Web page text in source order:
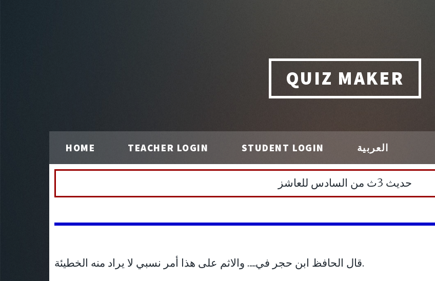
QUIZ MAKER
HOME TEACHER LOGIN STUDENT LOGIN العربية
حديث 3ث من السادس للعاشز
قال الحافظ ابن حجر في..... والاثم على هذا أمر نسبي لا يراد منه الخطيئة.